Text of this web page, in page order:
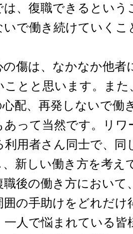
は、復職できるという
いで働き続けていくこ
傷は、なかなか他者
ことと思います。また
配、再発しないで働
あって当然です。リワ
利用者さん同士で、同
新しい働き方を考え
職後の働き方において
囲の手助けをどれだ
一人で悩まれている皆